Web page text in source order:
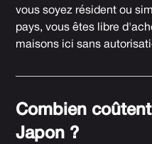
vous soyez résident ou
pays, vous êtes libre
maisons ici sans
Combien
Japon ?